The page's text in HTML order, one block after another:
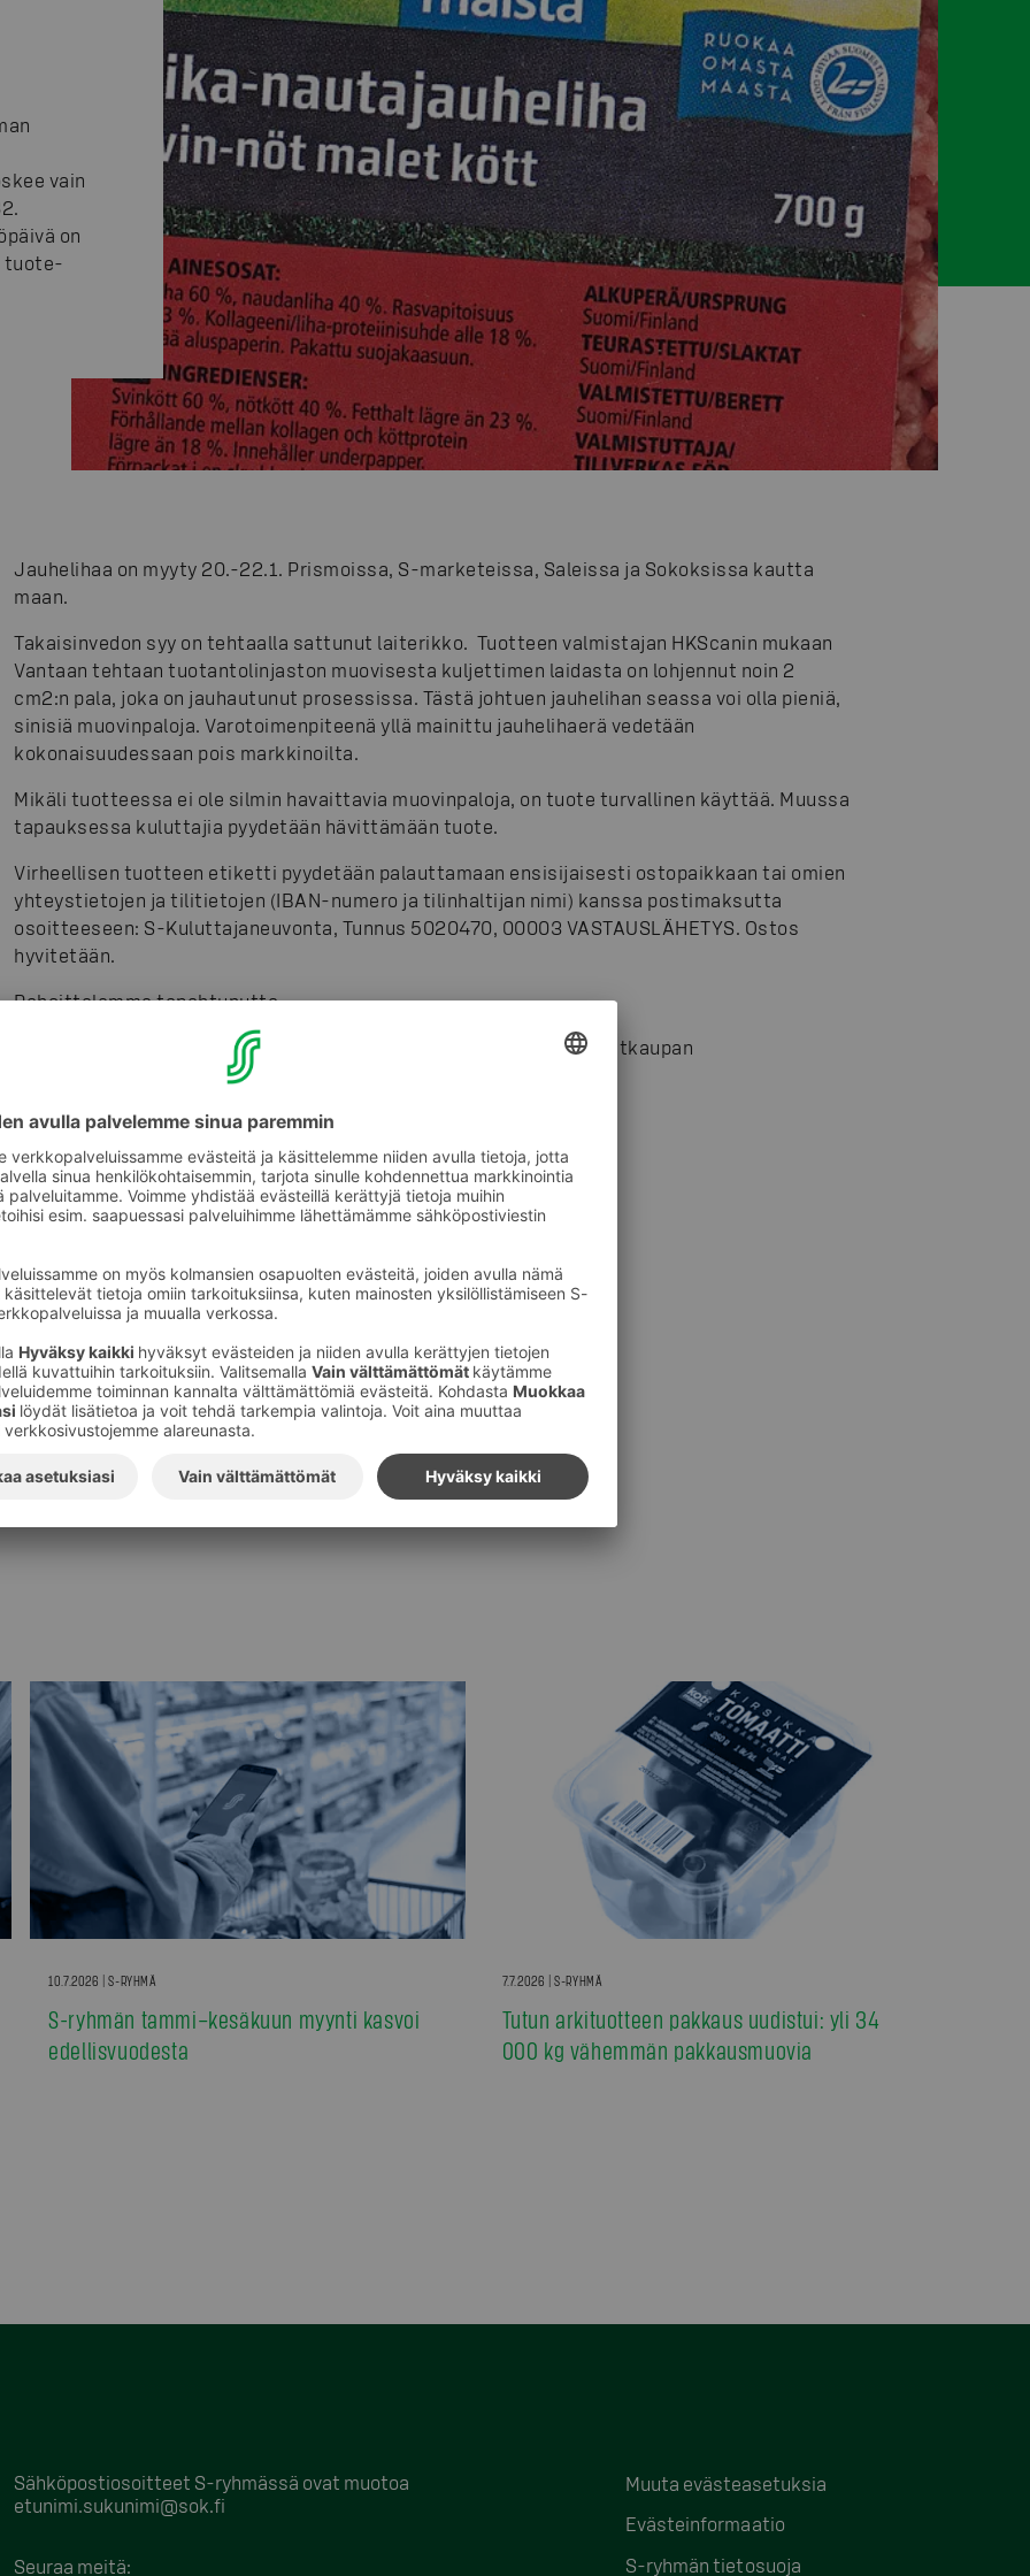
vain
on
tuote-
Jauhelihaa on myyty 20.-22.1. Prismoissa, S-marketeissa, Saleissa ja Sokoksissa kautta
maan.
Takaisinvedon syy on tehtaalla sattunut laiterikko. Tuotteen valmistajan HKScanin mukaan
Vantaan tehtaan tuotantolinjaston muovisesta kuljettimen laidasta on lohjennut noin 2
cm2:n pala, joka on jauhautunut prosessissa. Tästä johtuen jauhelihan seassa voi olla pieniä,
sinisiä muovinpaloja. Varotoimenpiteenä yllä mainittu jauhelihaerä vedetään
kokonaisuudessaan pois markkinoilta.
Mikäli tuotteessa ei ole silmin havaittavia muovinpaloja, on tuote turvallinen käyttää. Muussa
tapauksessa kuluttajia pyydetään hävittämään tuote.
Virheellisen tuotteen etiketti pyydetään palauttamaan ensisijaisesti ostopaikkaan tai omien
yhteystietojen ja tilitietojen (IBAN-numero ja tilinhaltijan nimi) kanssa postimaksutta
osoitteeseen: S-Kuluttajaneuvonta, Tunnus 5020470, 00003 VASTAUSLÄHETYS. Ostos
hyvitetään.
Pahoittelemme tapahtunutta.
antaa tuotelaatupäällikkö Tanja Talvenheimo SOK Marketkaupan
ketjuohjauksesta, puh. 010 76 87479
Kuvat:S-Ryhmä
Tilaa S-ryhmän tiedotteet
10.7.2026 | S-RYHMÄ
S-ryhmän tammi–kesäkuun myynti kasvoi
edellisvuodesta
7.7.2026 | S-RYHMÄ
Tutun arkituotteen pakkaus uudistui: yli 34
000 kg vähemmän pakkausmuovia
Sähköpostiosoitteet S-ryhmässä ovat muotoa
etunimi.sukunimi@sok.fi
Seuraa meitä:
Muuta evästeasetuksia
Evästeinformaatio
S-ryhmän tietosuoja